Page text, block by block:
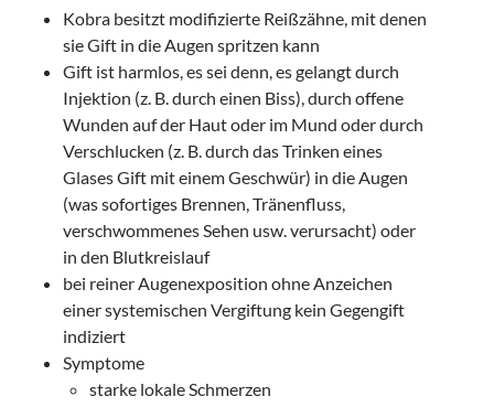
Kobra besitzt modifizierte Reißzähne, mit denen
sie Gift in die Augen spritzen kann
Gift ist harmlos, es sei denn, es gelangt durch
Injektion (z. B. durch einen Biss), durch offene
Wunden auf der Haut oder im Mund oder durch
Verschlucken (z. B. durch das Trinken eines
Glases Gift mit einem Geschwür) in die Augen
(was sofortiges Brennen, Tränenfluss,
verschwommenes Sehen usw. verursacht) oder
in den Blutkreislauf
bei reiner Augenexposition ohne Anzeichen
einer systemischen Vergiftung kein Gegengift
indiziert
Symptome
starke lokale Schmerzen